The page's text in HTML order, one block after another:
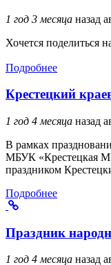
1 год 3 месяца назад
Хочется поделиться
Подробнее
Крестецкий
1 год 4 месяца назад
В рамках
МБУК «Крестецкая
праздником
Подробнее
Праздник
1 год 4 месяца назад